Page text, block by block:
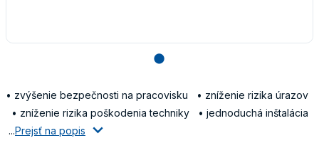
lens
• zvýšenie bezpečnosti na pracovisku • zníženie rizika úrazov
• zníženie rizika poškodenia techniky • jednoduchá inštalácia
...Prejsť na popis